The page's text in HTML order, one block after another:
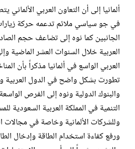
ألمانيا إلى أن التعاون العربي
في جو سياسي ملائم تدعمه حركة
الجانبين كما نوه إلى تضاعف حجم
العربية خلال السنوات ‏العشر الماضية
العربي الواسع في ألمانيا مذكراً بأن
تطورت بشكل ‏واضح في الدول العربية
والبنوك الدولية ونوه إلى الفرص
التنمية في ‏المملكة العربية السعودية
وللشركات الألمانية وخاصة في مجالات
ورفع كفاءة ‏استخدام الطاقة وإدخال